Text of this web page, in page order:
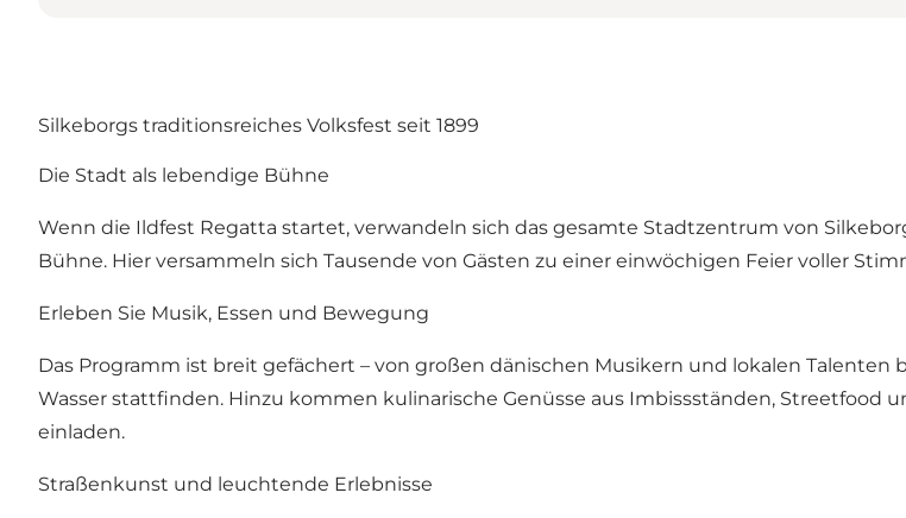
Silkeborgs traditionsreiches Volksfest seit 1899
Die Stadt als lebendige Bühne
Wenn die Ildfest Regatta startet, verwandeln sich das gesamte Stadtzentrum von
Bühne. Hier versammeln sich Tausende von Gästen zu einer einwöchigen Feier voller
Erleben Sie Musik, Essen und Bewegung
Das Programm ist breit gefächert – von großen dänischen Musikern und lokalen
Wasser stattfinden. Hinzu kommen kulinarische Genüsse aus Imbissständen, Streetfood
einladen.
Straßenkunst und leuchtende Erlebnisse